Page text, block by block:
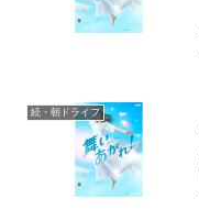
続・朝ドライフ